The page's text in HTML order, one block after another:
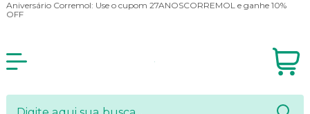
Aniversário Corremol: Use o cupom 27ANOSCORREMOL e ganhe 10%
OFF